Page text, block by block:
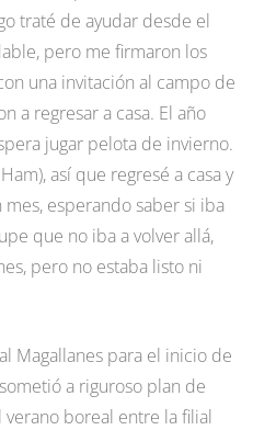
traté de ayudar desde el
pero me firmaron los
una invitación al campo de
a regresar a casa. El año
jugar pelota de invierno.
así que regresé a casa y
esperando saber si iba
que no iba a volver allá,
pero no estaba listo ni
Magallanes para el inicio de
a riguroso plan de
boreal entre la filial